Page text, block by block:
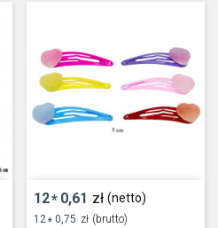
12* 0,61 zł (netto)
12* 0,75 zł (brutto)